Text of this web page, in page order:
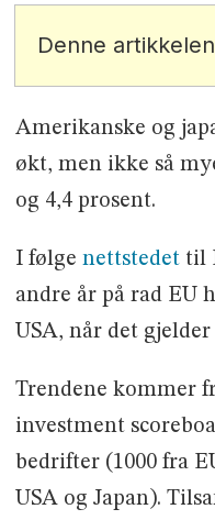
Denne
Amerikanske og
økt, men ikke så
og 4,4 prosent.
I følge nettstedettil
andre år på rad EU
USA, når det gjelder
Trendene kommer
investment
bedrifter (1000 fra
USA og Japan).